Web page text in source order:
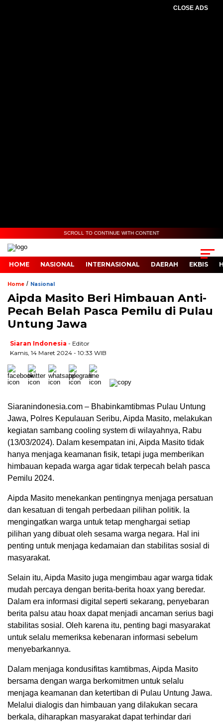
CLOSE ADS
SCROLL TO CONTINUE WITH CONTENT
HOME NASIONAL INTERNASIONAL DAERAH EKBIS
Home / Nasional
Aipda Masito Beri Himbauan Anti-
Pecah Belah Pasca Pemilu di Pulau
Untung Jawa
Siaran Indonesia - Editor
Kamis, 14 Maret 2024 - 10:33 WIB
Siaranindonesia.com – Bhabinkamtibmas Pulau Untung
Jawa, Polres Kepulauan Seribu, Aipda Masito, melakukan
kegiatan sambang cooling system di wilayahnya, Rabu
(13/03/2024). Dalam kesempatan ini, Aipda Masito tidak
hanya menjaga keamanan fisik, tetapi juga memberikan
himbauan kepada warga agar tidak terpecah belah pasca
Pemilu 2024.
Aipda Masito menekankan pentingnya menjaga persatuan
dan kesatuan di tengah perbedaan pilihan politik. Ia
mengingatkan warga untuk tetap menghargai setiap
pilihan yang dibuat oleh sesama warga negara. Hal ini
penting untuk menjaga kedamaian dan stabilitas sosial di
masyarakat.
Selain itu, Aipda Masito juga mengimbau agar warga tidak
mudah percaya dengan berita-berita hoax yang beredar.
Dalam era informasi digital seperti sekarang, penyebaran
berita palsu atau hoax dapat menjadi ancaman serius bagi
stabilitas sosial. Oleh karena itu, penting bagi masyarakat
untuk selalu memeriksa kebenaran informasi sebelum
menyebarkannya.
Dalam menjaga kondusifitas kamtibmas, Aipda Masito
bersama dengan warga berkomitmen untuk selalu
menjaga keamanan dan ketertiban di Pulau Untung Jawa.
Melalui dialogis dan himbauan yang dilakukan secara
berkala, diharapkan masyarakat dapat terhindar dari